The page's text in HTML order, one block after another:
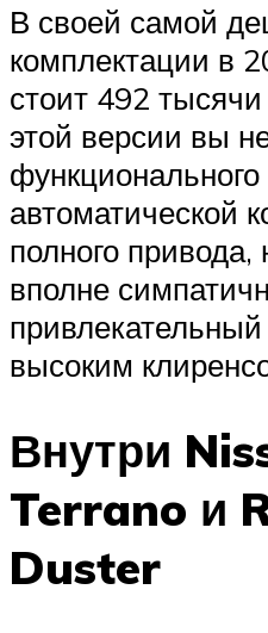
В своей самой
комплектации в
стоит 492
этой версии вы
автоматической
полного привода,
вполне
высоким
Внутри
Terrano и
Duster